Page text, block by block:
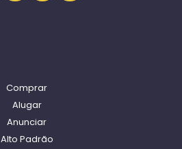
Comprar
Alugar
Anunciar
Alto Padrão